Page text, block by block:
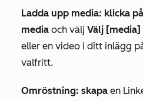
Ladda upp media: klicka på
media och välj Välj [media]
eller en video i ditt inlägg
valfritt.
Omröstning: skapa en